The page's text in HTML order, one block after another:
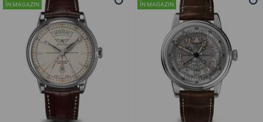
ÎN MAGAZIN
ÎN MAGAZIN